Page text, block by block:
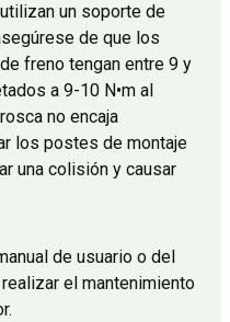
un soporte de
de que los
freno tengan entre 9 y
a 9-10 N•m al
no encaja
los postes de montaje
una colisión y causar
de usuario o del
el mantenimiento